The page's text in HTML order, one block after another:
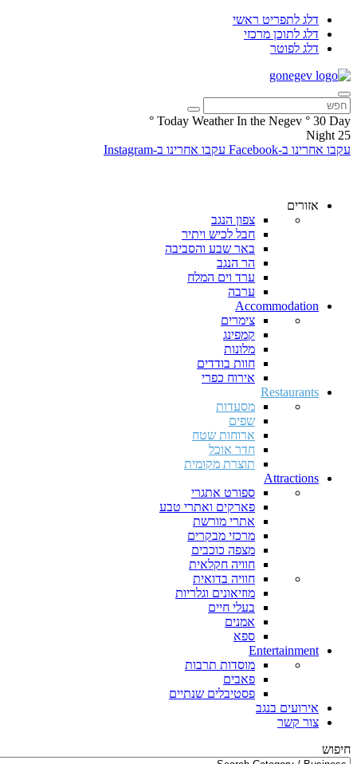
דלג לתפריט ראשי
דלג לתוכן מרכזי
דלג לפוטר
Today Weather In the Negev ° 30 Day
°
25
Night
עקבו אחרינו ב-Facebook
עקבו אחרינו ב-Instagram
אזורים
צפון הנגב
חבל לכיש ויתיר
באר שבע והסביבה
הר הנגב
ערד וים המלח
ערבה
Accommodation
צימרים
קמפינג
מלונות
חוות בודדים
אירוח כפרי
Restaurants
מסעדות
שפים
ארוחות שטח
חדר אוכל
תוצרת מקומית
Attractions
ספורט אתגרי
פארקים ואתרי טבע
אתרי מורשת
מרכזי מבקרים
מצפה כוכבים
חוויה חקלאית
חוויה בדואית
מוזיאונים וגלריות
בעלי חיים
אמנים
ספא
Entertainment
מוסדות תרבות
פאבים
פסטיבלים שנתיים
אירועים בנגב
צור קשר
חיפוש